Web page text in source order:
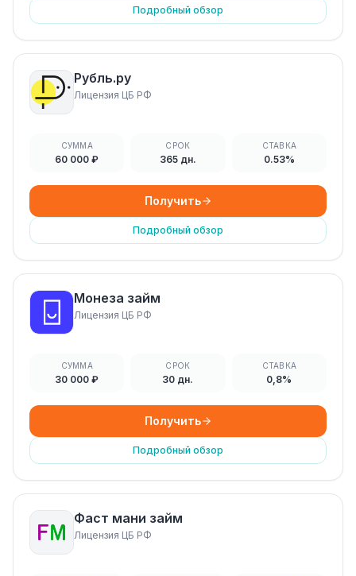
Подробный обзор
Рубль.ру
Лицензия ЦБ РФ
СУММА
60 000 ₽
СРОК
365 дн.
СТАВКА
0.53%
Получить
Подробный обзор
Монеза займ
Лицензия ЦБ РФ
СУММА
30 000 ₽
СРОК
30 дн.
СТАВКА
0,8%
Получить
Подробный обзор
Фаст мани займ
Лицензия ЦБ РФ